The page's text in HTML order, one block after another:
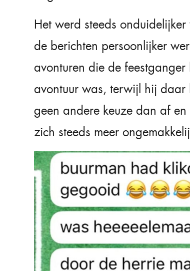
Het werd steeds
de berichten persoonlijker
avonturen die de
avontuur was, terwijl hij daar
geen andere keuze dan af
zich steeds meer